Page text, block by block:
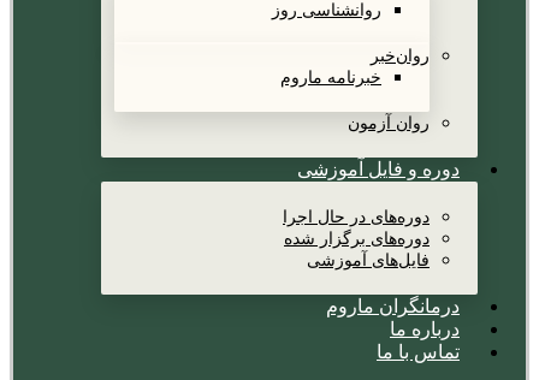
روانشناسی روز
روان‌خبر
خبرنامه ماروم
روان آزمون
دوره و فایل آموزشی
دوره‌های در حال اجرا
دوره‌های برگزار شده
فایل‌های آموزشی
درمانگران ماروم
درباره ما
تماس با ما